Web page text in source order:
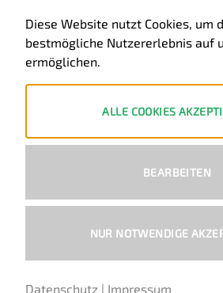
Allgemeine Geschäftsbedingungen
Datenschutz
PayPal Visa MasterCard
Bank
Deutsch
Diese Website nutzt Cookies, um
bestmögliche Nutzererlebnis auf
ermöglichen.
ALLE COOKIES
BEARBEITEN
NUR NOTWENDIGE
Datenschutz | Impressum